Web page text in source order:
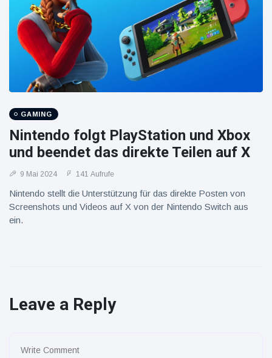
GAMING
Nintendo folgt PlayStation und Xbox
und beendet das direkte Teilen auf X
9 Mai 2024 141 Aufrufe
Nintendo stellt die Unterstützung für das direkte Posten von
Screenshots und Videos auf X von der Nintendo Switch aus
ein.
Leave a Reply